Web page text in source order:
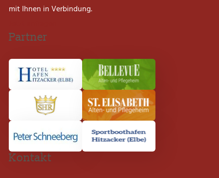
mit Ihnen in Verbindung.
Partner
Kontakt